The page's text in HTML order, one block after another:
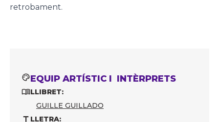
retrobament.
EQUIP ARTÍSTIC I INTÈRPRETS
LLIBRET:
GUILLE GUILLADO
LLETRA: